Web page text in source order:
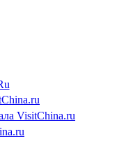
VisitChina.ru